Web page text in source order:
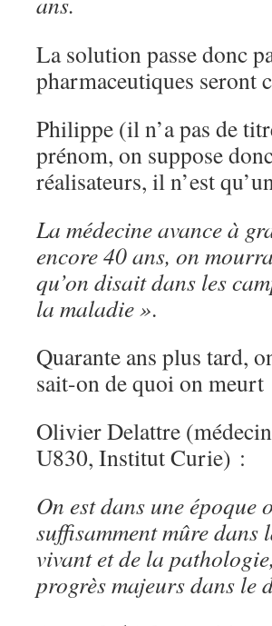
La solution passe donc
pharmaceutiques seront
Philippe (il n’a pas de
prénom, on suppose
réalisateurs, il n’est
La médecine avance à
encore 40 ans, on
qu’on disait dans les
la maladie ».
Quarante ans plus tard,
sait-on de quoi on meurt
Olivier Delattre
U830, Institut Curie) :
On est dans une
suffisamment mûre dans
vivant et de la
progrès majeurs dans le